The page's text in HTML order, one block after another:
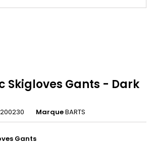
Skigloves Gants - Dark
MarqueBARTS
Gants